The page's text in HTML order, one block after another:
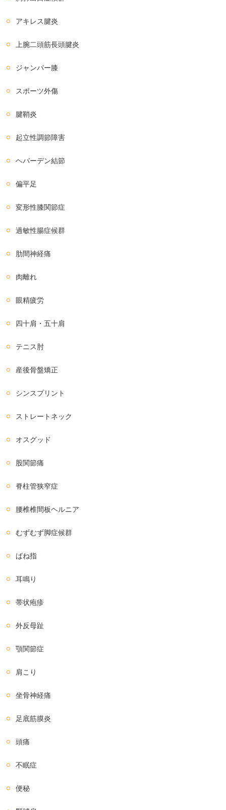
アキレス腱炎
上腕二頭筋長頭腱炎
ジャンパー膝
スポーツ外傷
腱鞘炎
起立性調節障害
ヘバーデン結節
偏平足
変形性膝関節症
過敏性腸症候群
肋間神経痛
肉離れ
眼精疲労
四十肩・五十肩
テニス肘
産後骨盤矯正
シンスプリント
ストレートネック
オスグッド
股関節痛
脊柱管狭窄症
腰椎椎間板ヘルニア
むずむず脚症候群
ばね指
耳鳴り
帯状疱疹
外反母趾
顎関節症
肩こり
坐骨神経痛
足底筋膜炎
頭痛
不眠症
便秘